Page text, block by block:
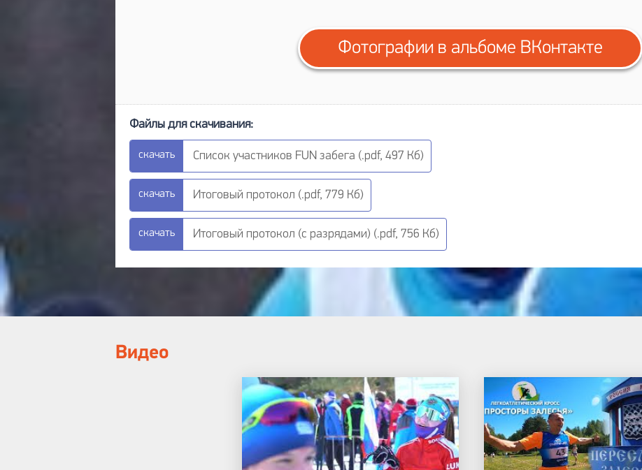
Фотографии в альбоме ВКонтакте
Список участников FUN забега (.pdf, 497 Кб)
Итоговый протокол (.pdf, 779 Кб)
Итоговый протокол (с разрядами) (.pdf, 756 Кб)
Видео